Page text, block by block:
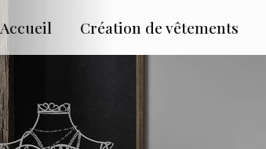
Accueil Création de vêtements